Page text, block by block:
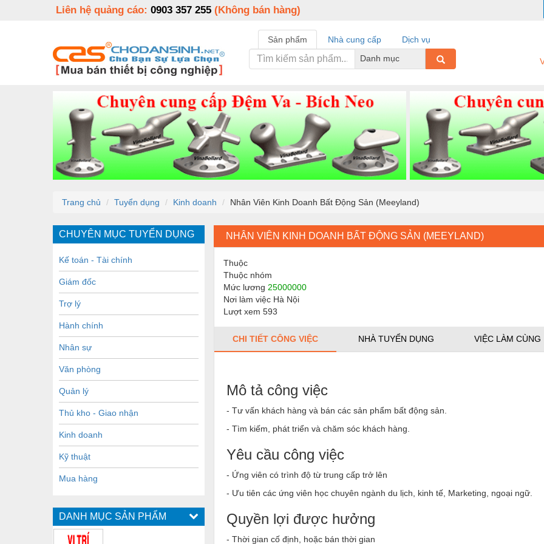
Liên hệ quảng cáo: 0903 357 255 (Không bán hàng)
Sản phẩm Nhà cung cấp
Dịch vụ
Danh mục
Trang chủ Tuyển dụng Kinh doanh Nhân Viên Kinh Doanh Bất Động Sản (Meeyland)
CHUYÊN MỤC TUYỂN DỤNG
Kế toán - Tài chính
Giám đốc
Trợ lý
Hành chính
Nhân sự
Văn phòng
Quản lý
Thủ kho - Giao nhận
Kinh doanh
Kỹ thuật
Mua hàng
DANH MỤC SẢN PHẨM
NHÂN VIÊN KINH DOANH BẤT ĐỘNG SẢN (MEEYLAND)
Thuộc
Thuộc nhóm
Mức lương 25000000
Nơi làm việc Hà Nội
Lượt xem 593
CHI TIẾT CÔNG VIỆC NHÀ TUYỂN DỤNG VIỆC LÀM CÙNG
Mô tả công việc
- Tư vấn khách hàng và bán các sản phẩm bất động sản.
- Tìm kiếm, phát triển và chăm sóc khách hàng.
Yêu cầu công việc
- Ứng viên có trình độ từ trung cấp trở lên
- Ưu tiên các ứng viên học chuyên ngành du lịch , kinh tế, Marketing, ngoại ngữ.
Quyền lợi được hưởng
- Thời gian cố định, hoặc bán thời gian